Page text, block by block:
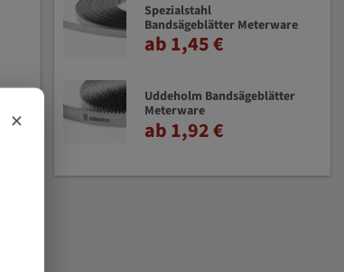
Spezialstahl
Bandsägeblätter Meterware
ab 1,45 €
Uddeholm Bandsägeblätter
Meterware
ab 1,92 €
×